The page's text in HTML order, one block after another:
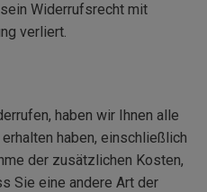
Widerrufsrecht mit
verliert.
haben wir Ihnen alle
haben, einschließlich
der zusätzlichen Kosten,
Sie eine andere Art der